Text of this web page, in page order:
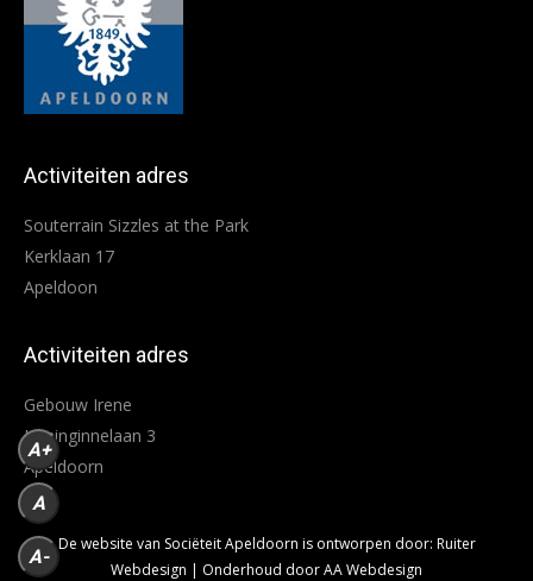
Activiteiten adres
Souterrain Sizzles at the Park
Kerklaan 17
Apeldoon
Activiteiten adres
Gebouw Irene
Koninginnelaan 3
Apeldoorn
De website van Sociëteit Apeldoorn is ontworpen door: Ruiter
Webdesign | Onderhoud doorAA Webdesign
A+
A
A-